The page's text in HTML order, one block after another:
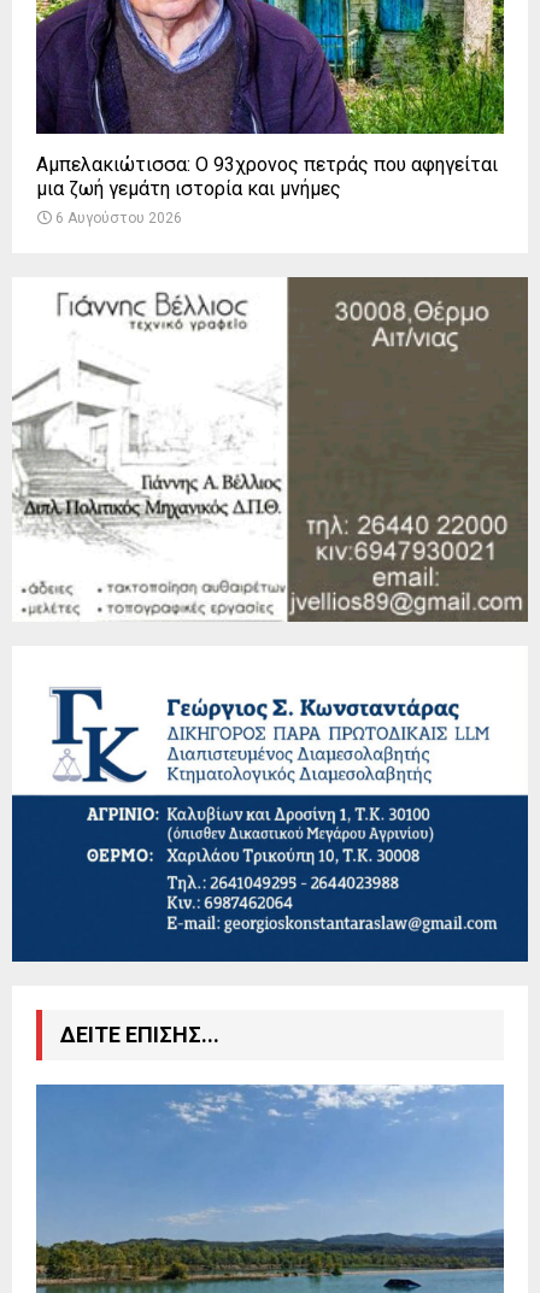
Αμπελακιώτισσα: Ο 93χρονος πετράς που αφηγείται
μια ζωή γεμάτη ιστορία και μνήμες
6 Αυγούστου 2026
ΔΕΙΤΕ ΕΠΙΣΗΣ...